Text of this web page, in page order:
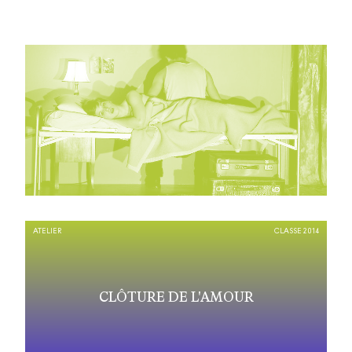
CLÔTURE DE L'AMOUR
ATELIER CLASSE 2014